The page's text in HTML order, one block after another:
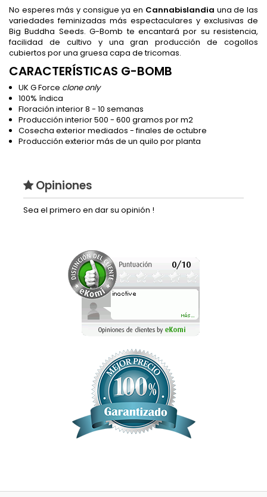
No esperes más y consigue ya en Cannabislandia una de las
variedades feminizadas más espectaculares y exclusivas de
Big Buddha Seeds. G-Bomb te encantará por su resistencia,
facilidad de cultivo y una gran producción de cogollos
cubiertos por una gruesa capa de tricomas.
CARACTERÍSTICAS G-BOMB
UK G Force clone only
100% índica
Floración interior 8 - 10 semanas
Producción interior 500 - 600 gramos por m2
Cosecha exteriormediados - finales de octubre
Producción exterior más de un quilo por planta
Opiniones
Sea el primero en dar su opinión !